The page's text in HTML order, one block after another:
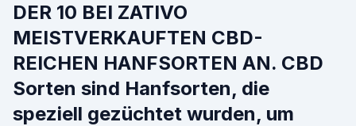
DER 10 BEI ZATIVO
MEISTVERKAUFTEN CBD-
REICHEN HANFSORTEN AN. CBD
Sorten sind Hanfsorten, die
speziell gezüchtet wurden, um